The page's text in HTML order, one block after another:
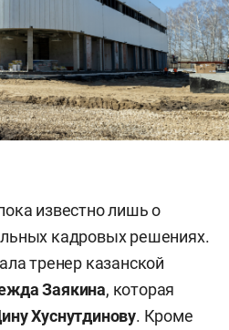
известно лишь о
кадровых решениях.
тренер казанской
Заякина, которая
Хуснутдинову. Кроме